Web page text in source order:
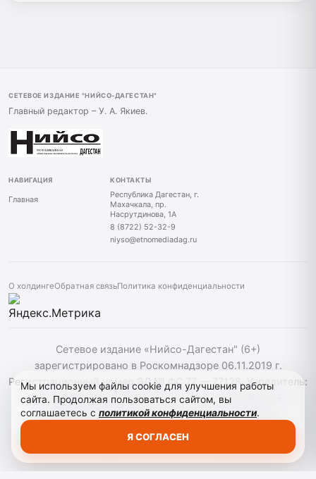
СЕТЕВОЕ ИЗДАНИЕ "НИЙСО-ДАГЕСТАН"
Главный редактор – У. А. Якиев.
НАВИГАЦИЯ
Главная
КОНТАКТЫ
Республика Дагестан, г.
Махачкала, пр.
Насрутдинова, 1А
8 (8722) 52-32-9
niyso@etnomediadag.ru
О холдингеОбратная связьПолитика конфиденциальности
Сетевое издание «Нийсо-Дагестан" (6+)
зарегистрировано в Роскомнадзоре 06.11.2019 г.
Регистрационный номер ЭЛ № ФС 77 — 77128. Учредитель:
ГОСУДАРСТВЕННОЕ БЮДЖЕТНОЕ УЧРЕЖДЕНИЕ
РЕСПУБЛИКИ ДАГЕСТАН "ЭТНОМЕДИАХОЛДИНГ
Мы используем файлы cookie для улучшения работы
сайта. Продолжая пользоваться сайтом, вы
соглашаетесь с политикой конфиденциальности.
Я СОГЛАСЕН